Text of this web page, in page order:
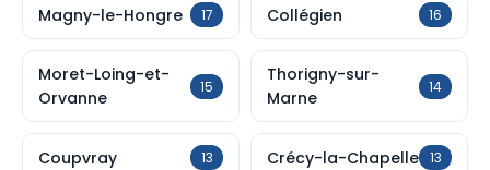
Magny-le-Hongre 17 Collégien 16
Moret-Loing-et-
Orvanne
15
Thorigny-sur-
Marne
14
Coupvray 13 Crécy-la-Chapelle 13